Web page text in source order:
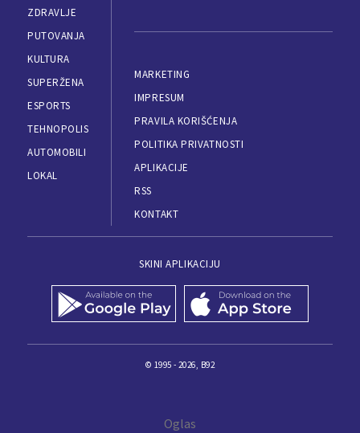
ZDRAVLJE
PUTOVANJA
KULTURA
SUPERŽENA
ESPORTS
TEHNOPOLIS
AUTOMOBILI
LOKAL
MARKETING
IMPRESUM
PRAVILA KORIŠĆENJA
POLITIKA PRIVATNOSTI
APLIKACIJE
RSS
KONTAKT
SKINI APLIKACIJU
© 1995 - 2026, B92